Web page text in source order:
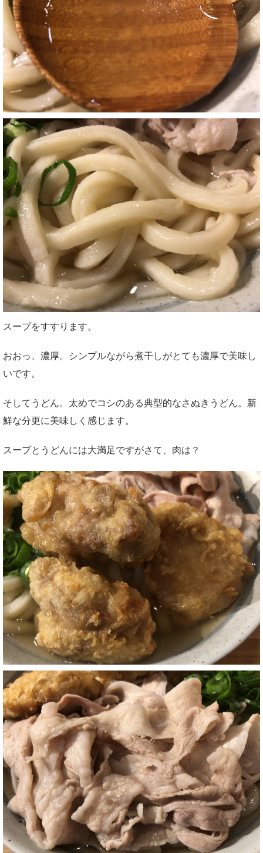
スープをすすります。
おおっ、濃厚。シンプルながら煮干しがとても濃厚で美味し
いです。
そしてうどん。太めでコシのある典型的なさぬきうどん。新
鮮な分更に美味しく感じます。
スープとうどんには大満足ですがさて、肉は？